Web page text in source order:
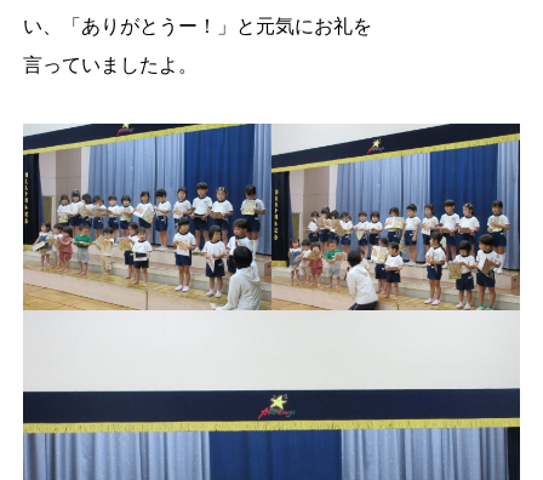
い、「ありがとうー！」と元気にお礼を
言っていましたよ。